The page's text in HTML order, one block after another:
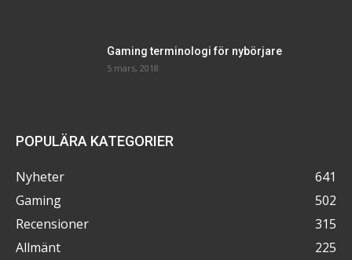
Gaming terminologi för nybörjare
5 mars, 2018
POPULÄRA KATEGORIER
Nyheter
641
Gaming
502
Recensioner
315
Allmänt
225